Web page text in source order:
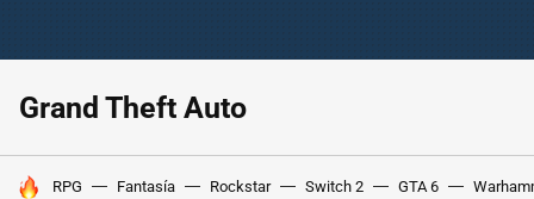
Grand Theft Auto
HOY SE HABLA DE
RPG Fantasía Rockstar Switch 2 GTA 6